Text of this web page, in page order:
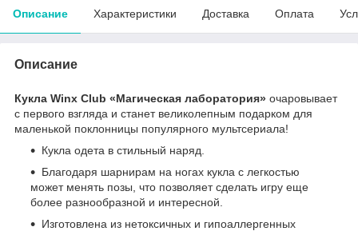
Описание Характеристики Доставка Оплата
Описание
Кукла Winx Club «Магическая лаборатория» очаровывает
с первого взгляда и станет великолепным подарком для
маленькой поклонницы популярного мультсериала!
Кукла одета в стильный наряд.
Благодаря шарнирам на ногах кукла с легкостью
может менять позы, что позволяет сделать игру еще
более разнообразной и интересной.
Изготовлена из нетоксичных и гипоаллергенных